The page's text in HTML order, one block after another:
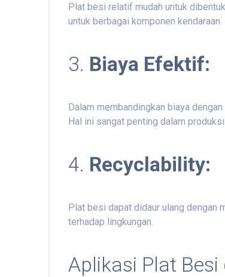
Plat besi relatif mudah untuk
untuk berbagai komponen kendaraan.
3. Biaya Efektif:
Dalam membandingkan biaya
Hal ini sangat penting dalam
4. Recyclability:
Plat besi dapat didaur ulang dengan
terhadap lingkungan.
Aplikasi Plat